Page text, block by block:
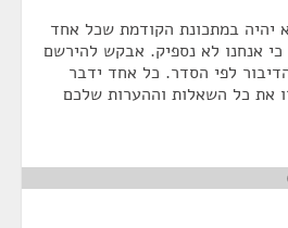
יהיה במתכונת הקודמת שכל אחד
אנחנו לא נספיק. אבקש להירשם
לפי הסדר. כל אחד ידבר
את כל השאלות וההערות שלכם